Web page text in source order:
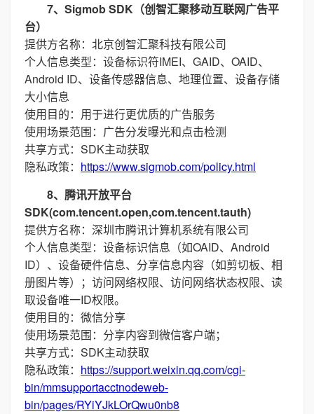
7、Sigmob SDK（创智汇聚移动互联网广告平
台）
提供方名称：北京创智汇聚科技有限公司
个人信息类型：设备标识符IMEI、GAID、OAID、
Android ID、设备传感器信息、地理位置、设备存储
大小信息
使用目的：用于进行更优质的广告服务
使用场景范围：广告分发曝光和点击检测
共享方式：SDK主动获取
隐私政策： https://www.sigmob.com/policy.html
8、腾讯开放平台
SDK(com.tencent.open,com.tencent.tauth)
提供方名称：深圳市腾讯计算机系统有限公司
个人信息类型：设备标识信息（如OAID、Android
ID）、设备硬件信息、分享信息内容（如剪切板、相
册图片等）；访问网络权限、访问网络状态权限、读
取设备唯一ID权限。
使用目的：微信分享
使用场景范围：分享内容到微信客户端；
共享方式：SDK主动获取
隐私政策： https://support.weixin.qq.com/cgi-
bin/mmsupportacctnodeweb-
bin/pages/RYiYJkLOrQwu0nb8